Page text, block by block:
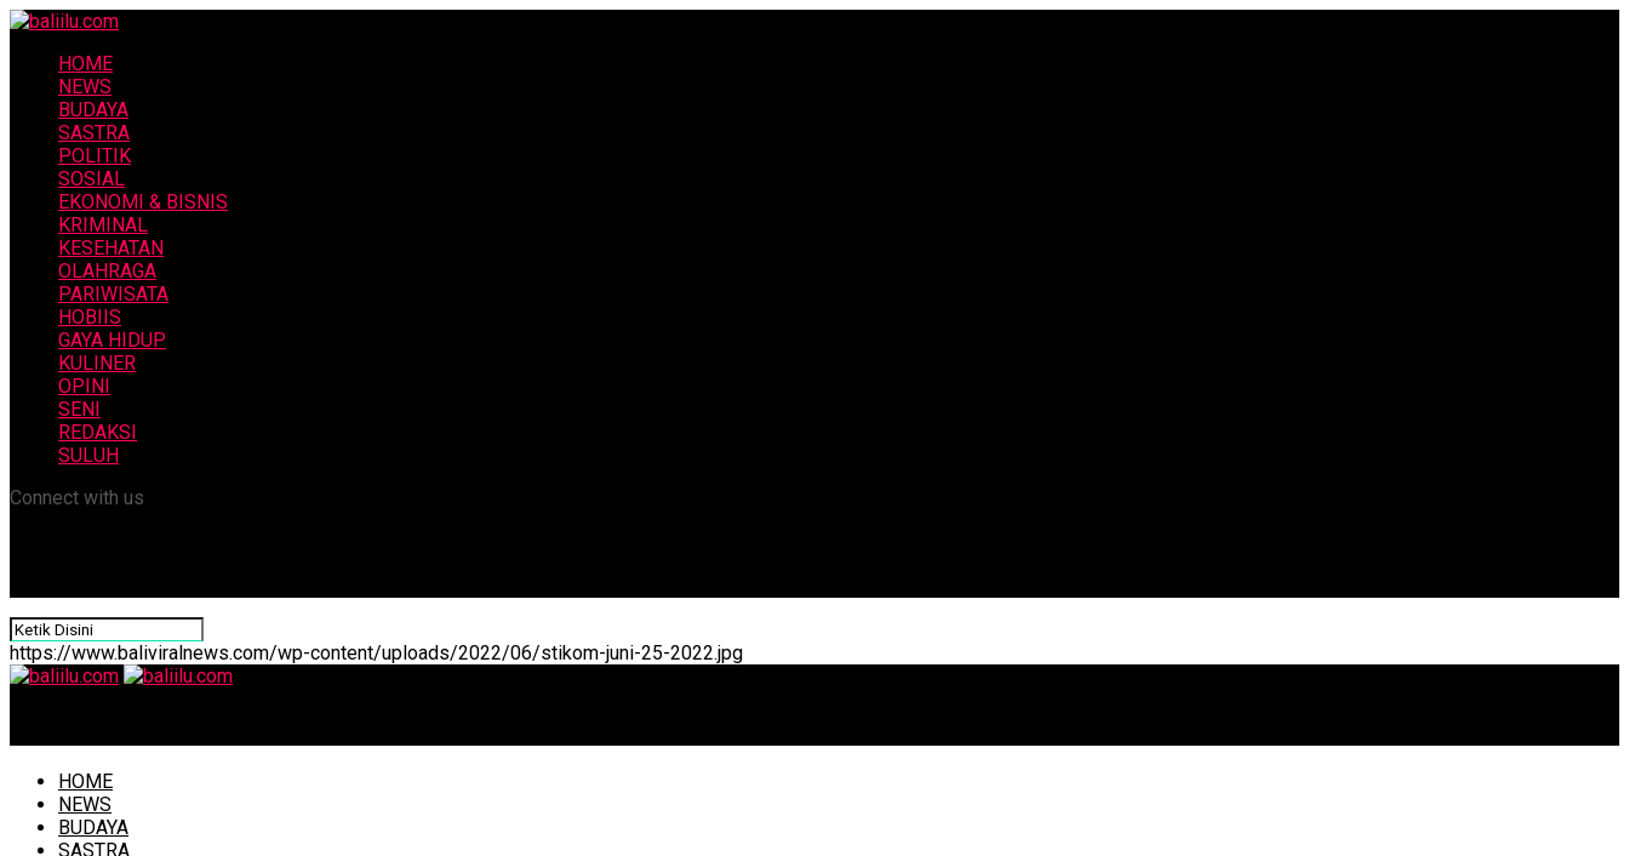
HOME
NEWS
BUDAYA
SASTRA
POLITIK
SOSIAL
EKONOMI & BISNIS
KRIMINAL
KESEHATAN
OLAHRAGA
PARIWISATA
HOBIIS
GAYA HIDUP
KULINER
OPINI
SENI
REDAKSI
SULUH
Connect with us
https://www.baliviralnews.com/wp-content/uploads/2022/06/stikom-juni-25-2022.jpg
HOME
NEWS
BUDAYA
SASTRA